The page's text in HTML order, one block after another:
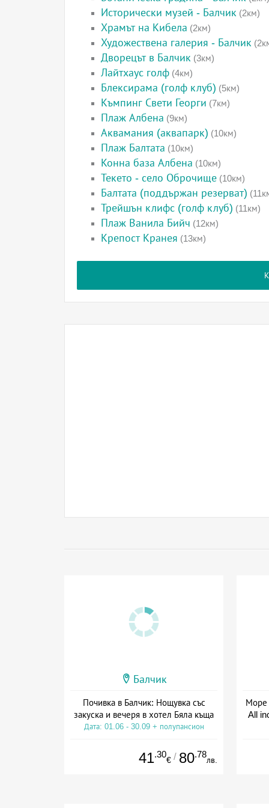
Исторически музей - Балчик (2км)
Храмът на Кибела (2км)
Художествена галерия - Балчик
Дворецът в Балчик (3км)
Лайтхаус голф (4км)
Блексирама (голф клуб) (5км)
Къмпинг Свети Георги (7км)
Плаж Албена (9км)
Аквамания (аквапарк) (10км)
Плаж Балтата (10км)
Конна база Албена (10км)
Текето - село Оброчище (10км)
Балтата (поддържан резерват)
Трейшън клифс (голф клуб) (11км)
Плаж Ванила Бийч (12км)
Крепост Кранея (13км)
Балчик
Почивка в Балчик: Нощувка със
закуска и вечеря в хотел Бяла къща
Дата: 01.06 - 30.09 + полупансион
41.30
€ / 80.78
лв.
Море
All